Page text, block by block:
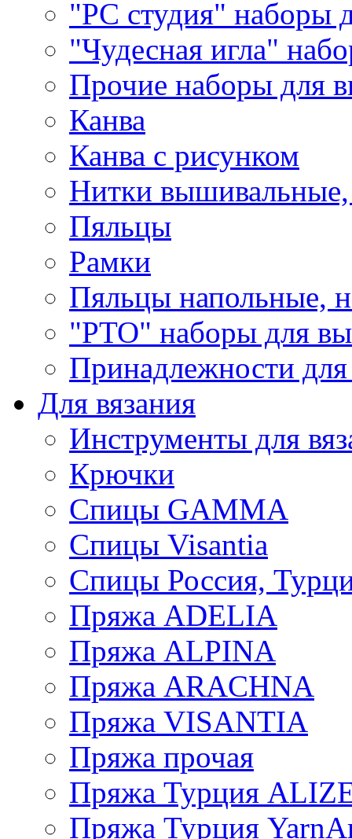
"РС студия" наборы
"Чудесная игла"
Прочие наборы для
Канва
Канва с рисунком
Нитки
Пяльцы
Рамки
Пяльцы напольные,
"РТО" наборы для
Принадлежности
Для вязания
Инструменты для
Крючки
Спицы GAMMA
Спицы Visantia
Спицы Россия,
Пряжа ADELIA
Пряжа ALPINA
Пряжа ARACHNA
Пряжа VISANTIA
Пряжа прочая
Пряжа Турция
Пряжа Турция